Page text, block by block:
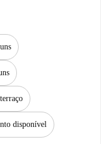
disponível